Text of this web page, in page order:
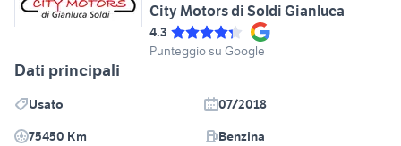
City Motors di Soldi Gianluca
4.3
Punteggio su Google
Dati principali
Usato
07/2018
75450 Km
Benzina